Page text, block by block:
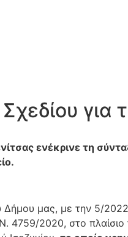
Σχεδίου
ενέκρινε τη
μας, με την 5/
2020, στο πλαίσιο